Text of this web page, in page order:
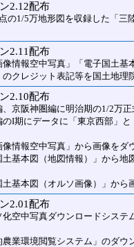
2.12配布
の1/5万地形図を収録した「
2.11配布
像情報空中写真」「電子国土
のクレジット表記等を国土地理
2.10配布
、京阪神圏編に明治期の1/2万
のI期にデータに「東京西部」
像情報空中写真」から画像を
土基本図（地図情報）」から
土基本図（オルソ画像）」か
2.01配布
化空中写真ダウンロードシス
農業環境閲覧システム」のダ